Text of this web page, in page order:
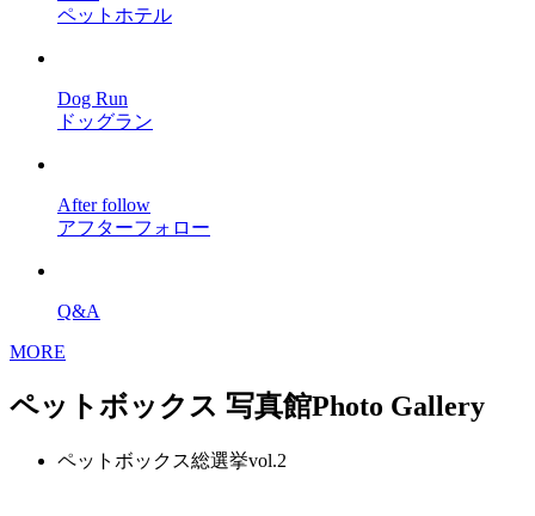
ペットホテル
Dog Run
ドッグラン
After follow
アフターフォロー
Q&A
MORE
ペットボックス 写真館Photo Gallery
ペットボックス総選挙vol.2